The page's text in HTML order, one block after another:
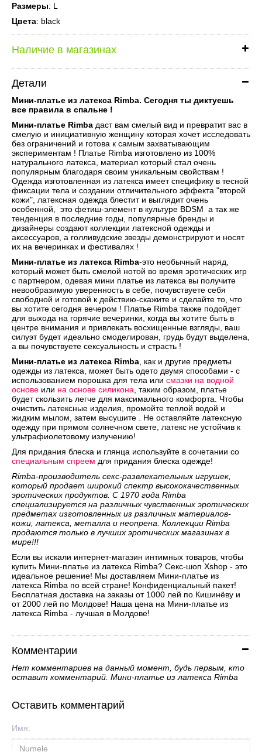
Размеры: L
Цвета: black
Наличие в магазинах
Детали
Мини-платье из латекса Rimba. Сегодня ты диктуешь
все правила в спальне !
Мини-платье Rimba даст вам смелый вид и превратит вас в
смелую и инициативную женщину которая хочет исследовать
без ограничений и готова к самым захватывающим
экспериментам ! Платье Rimba изготовлено из 100%
натурального латекса, материал который стал очень
популярным благодаря своим уникальным свойствам !
Одежда изготовленная из латекса имеет специфику в тесной
фиксации тела и создании отличительного эффекта "второй
кожи", латексная одежда блестит и выглядит очень
особенной, это фетиш-элемент в культуре BDSM а так же
тенденция в последние годы, популярные бренды и
дизайнеры создают коллекции латексной одежды и
аксессуаров, а голливудские звезды демонстрируют и носят
их на вечеринках и фестивалях !
Мини-платье из латекса Rimba-это необычный наряд,
который может быть смелой нотой во время эротических игр
с партнером, одевая мини платье из латекса вы получите
невообразимую уверенность в себе, почувствуете себя
свободной и готовой к действию-скажите и сделайте то, что
вы хотите сегодня вечером ! Платье Rimba также подойдет
для выхода на горячие вечеринки, когда вы хотите быть в
центре внимания и привлекать восхищенные взгляды, ваш
силуэт будет идеально смоделирован, грудь будут выделена,
а вы почувствуете сексуальность и страсть !
Мини-платье из латекса Rimba , как и другие предметы
одежды из латекса, может быть одето двумя способами - с
использованием порошка для тела или смазки на водной
основе или на основе силикона , таким образом, платье
будет скользить легче для максимального комфорта. Чтобы
очистить латексные изделия, промойте теплой водой и
жидким мылом, затем высушите . Не оставляйте латексную
одежду при прямом солнечном свете, латекс не устойчив к
ультрафиолетовому излучению!
Для придания блеска и глянца используйте в сочетании со
специальным спреем для придания блеска одежде!
Rimba-производитель секс-развлекательных игрушек,
который продает широкий спектр высококачественных
эротических продуктов. С 1970 года Rimba
специализируется на различных чувственных эротических
предметах изготовленных из различных материалов-
кожи, латекса, металла и неопрена. Коллекции Rimba
продаются только в лучших эротических магазинах в
мире!!!
Если вы искали интернет-магазин интимных товаров, чтобы
купить Мини-платье из латекса Rimba? Секс-шоп Xshop - это
идеальное решение! Мы доставляем Мини-платье из
латекса Rimba по всей стране! Конфиденциальный пакет!
Бесплатная доставка на заказы от 1000 лей по Кишинёву и
от 2000 лей по Молдове! Наша цена на Мини-платье из
латекса Rimba - лучшая в Молдове!
Комментарии
Нет комментариев на данный момент, будь первым, кто
оставит комментарий. Мини-платье из латекса Rimba
Оставить комментарий
Имя: